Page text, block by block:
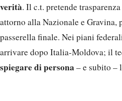
verità. Il c.t. pretende
attorno alla Nazionale e Gravina,
passerella finale. Nei piani
arrivare dopo Italia-Moldova; il
spiegare di persona – e subito –